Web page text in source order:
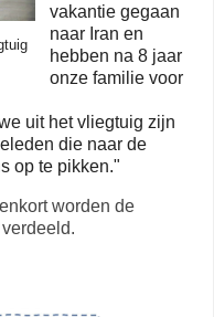
vakantie gegaan
naar Iran en
hebben na 8 jaar
onze familie voor
uit het vliegtuig zijn
die naar de
op te pikken."
worden de